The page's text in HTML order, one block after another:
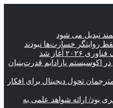
تبدیل می شود
روایتگر خسارت‌ها نبودند
آغاز شد
اکوسیستم پارادایم قدرت‌بنیان
تحول دیجیتال برای افکار
بود/ ارائه شواهد علمی به